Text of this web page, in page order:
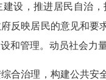
建设，推进居民自治
反映居民的意见和要
和管理。动员社会力
综合治理，构建公共